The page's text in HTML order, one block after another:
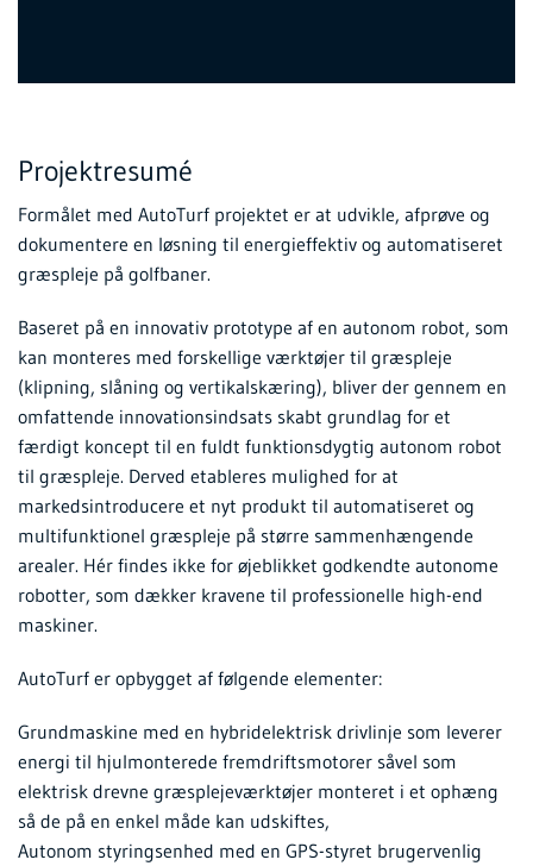
Projektresumé
Formålet med AutoTurf projektet er at udvikle, afprøve og
dokumentere en løsning til energieffektiv og automatiseret
græspleje på golfbaner.
Baseret på en innovativ prototype af en autonom robot, som
kan monteres med forskellige værktøjer til græspleje
(klipning, slåning og vertikalskæring), bliver der gennem en
omfattende innovationsindsats skabt grundlag for et
færdigt koncept til en fuldt funktionsdygtig autonom robot
til græspleje. Derved etableres mulighed for at
markedsintroducere et nyt produkt til automatiseret og
multifunktionel græspleje på større sammenhængende
arealer. Hér findes ikke for øjeblikket godkendte autonome
robotter, som dækker kravene til professionelle high-end
maskiner.
AutoTurf er opbygget af følgende elementer:
Grundmaskine med en hybridelektrisk drivlinje som leverer
energi til hjulmonterede fremdriftsmotorer såvel som
elektrisk drevne græsplejeværktøjer monteret i et ophæng
så de på en enkel måde kan udskiftes,
Autonom styringsenhed med en GPS-styret brugervenlig